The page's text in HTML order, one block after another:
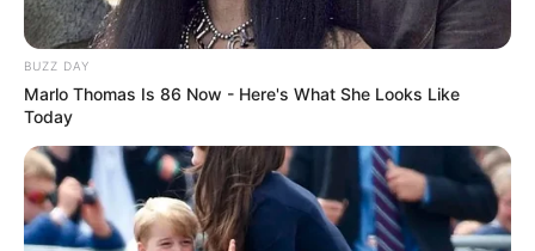
Bukan berapa mahal nilai benda atau hadiahnya,
namun perhatian penuh ketulusanlah yang sangat
Tapi kita punya kendali penuh atas diri kita dan
bagaimana merespon situasi tersebut
BUZZ DAY
Marlo Thomas Is 86 Now - Here's What She Looks Like
Today